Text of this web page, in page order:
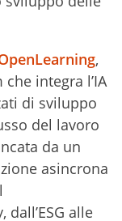
,
integra l’IA
di sviluppo
del lavoro
da un
asincrona
alle